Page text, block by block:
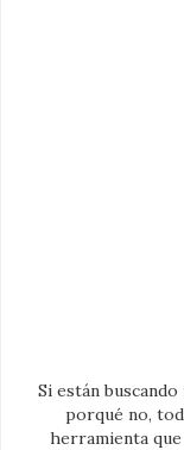
Si están
porqué no,
herramienta